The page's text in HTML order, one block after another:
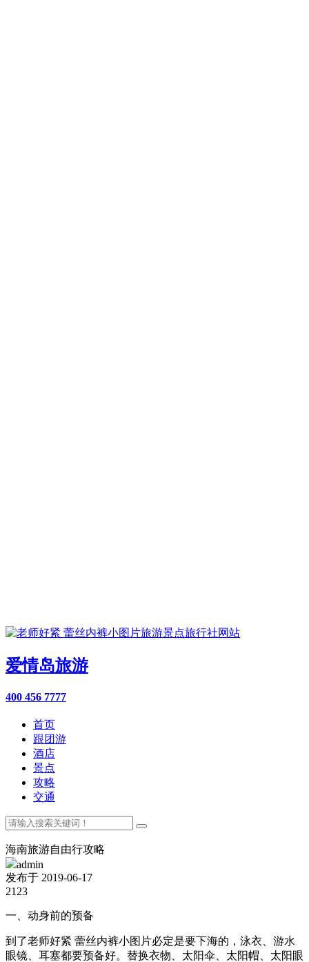
爱情岛旅游
400 456 7777
首页
跟团游
酒店
景点
攻略
交通
海南旅游自由行攻略
admin
发布于 2019-06-17
2123
一、动身前的预备
到了老师好紧 蕾丝内裤小图片必定是要下海的，泳衣、游水
眼镜、耳塞都要预备好。替换衣物、太阳伞、太阳帽、太阳眼